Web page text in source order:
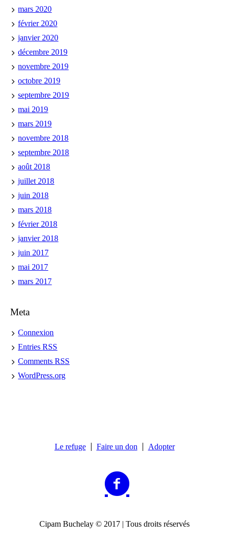
mars 2020
février 2020
janvier 2020
décembre 2019
novembre 2019
octobre 2019
septembre 2019
mai 2019
mars 2019
novembre 2018
septembre 2018
août 2018
juillet 2018
juin 2018
mars 2018
février 2018
janvier 2018
juin 2017
mai 2017
mars 2017
Meta
Connexion
EntriesRSS
CommentsRSS
WordPress.org
Le refuge Faire un don Adopter
Cipam Buchelay © 2017 | Tous droits réservés